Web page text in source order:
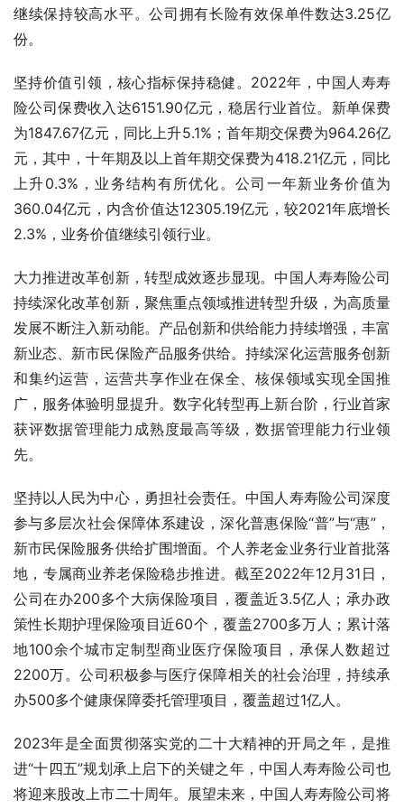
继续保持较高水平。公司拥有长险有效保单件数达3.25亿
份。
坚持价值引领，核心指标保持稳健。2022年，中国人寿寿
险公司保费收入达6151.90亿元，稳居行业首位。新单保费
为1847.67亿元，同比上升5.1%；首年期交保费为964.26亿
元，其中，十年期及以上首年期交保费为418.21亿元，同比
上升0.3%，业务结构有所优化。公司一年新业务价值为
360.04亿元，内含价值达12305.19亿元，较2021年底增长
2.3%，业务价值继续引领行业。
大力推进改革创新，转型成效逐步显现。中国人寿寿险公司
持续深化改革创新，聚焦重点领域推进转型升级，为高质量
发展不断注入新动能。产品创新和供给能力持续增强，丰富
新业态、新市民保险产品服务供给。持续深化运营服务创新
和集约运营，运营共享作业在保全、核保领域实现全国推
广，服务体验明显提升。数字化转型再上新台阶，行业首家
获评数据管理能力成熟度最高等级，数据管理能力行业领
先。
坚持以人民为中心，勇担社会责任。中国人寿寿险公司深度
参与多层次社会保障体系建设，深化普惠保险“普”与“惠”，
新市民保险服务供给扩围增面。个人养老金业务行业首批落
地，专属商业养老保险稳步推进。截至2022年12月31日，
公司在办200多个大病保险项目，覆盖近3.5亿人；承办政
策性长期护理保险项目近60个，覆盖2700多万人；累计落
地100余个城市定制型商业医疗保险项目，承保人数超过
2200万。公司积极参与医疗保障相关的社会治理，持续承
办500多个健康保障委托管理项目，覆盖超过1亿人。
2023年是全面贯彻落实党的二十大精神的开局之年，是推
进“十四五”规划承上启下的关键之年，中国人寿寿险公司也
将迎来股改上市二十周年。展望未来，中国人寿寿险公司将